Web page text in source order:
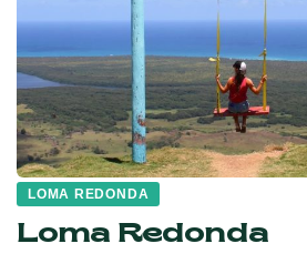
LOMA REDONDA
Loma Redonda